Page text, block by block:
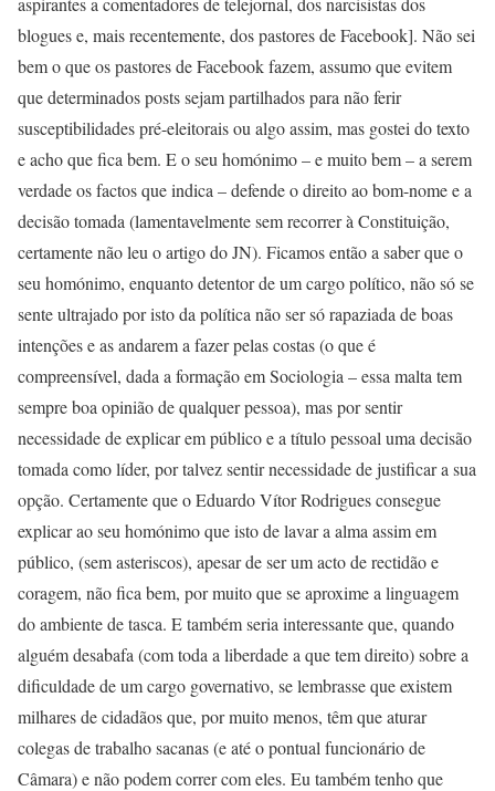
blogues e, mais recentemente, dos pastores de Facebook]. Não sei
bem o que os pastores de Facebook fazem, assumo que evitem
que determinados posts sejam partilhados para não ferir
susceptibilidades pré-eleitorais ou algo assim, mas gostei do texto
e acho que fica bem. E o seu homónimo – e muito bem – a serem
verdade os factos que indica – defende o direito ao bom-nome e a
decisão tomada (lamentavelmente sem recorrer à Constituição,
certamente não leu o artigo do JN). Ficamos então a saber que o
seu homónimo, enquanto detentor de um cargo político, não só se
sente ultrajado por isto da política não ser só rapaziada de boas
intenções e as andarem a fazer pelas costas (o que é
compreensível, dada a formação em Sociologia – essa malta tem
sempre boa opinião de qualquer pessoa), mas por sentir
necessidade de explicar em público e a título pessoal uma decisão
tomada como líder, por talvez sentir necessidade de justificar a sua
opção. Certamente que o Eduardo Vítor Rodrigues consegue
explicar ao seu homónimo que isto de lavar a alma assim em
público, (sem asteriscos), apesar de ser um acto de rectidão e
coragem, não fica bem, por muito que se aproxime a linguagem
do ambiente de tasca. E também seria interessante que, quando
alguém desabafa (com toda a liberdade a que tem direito) sobre a
dificuldade de um cargo governativo, se lembrasse que existem
milhares de cidadãos que, por muito menos, têm que aturar
colegas de trabalho sacanas (e até o pontual funcionário de
Câmara) e não podem correr com eles. Eu também tenho que